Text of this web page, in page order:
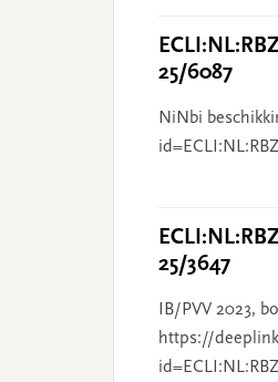
25/6087
NiNbi
25/3647
IB/PVV 2023,
https://